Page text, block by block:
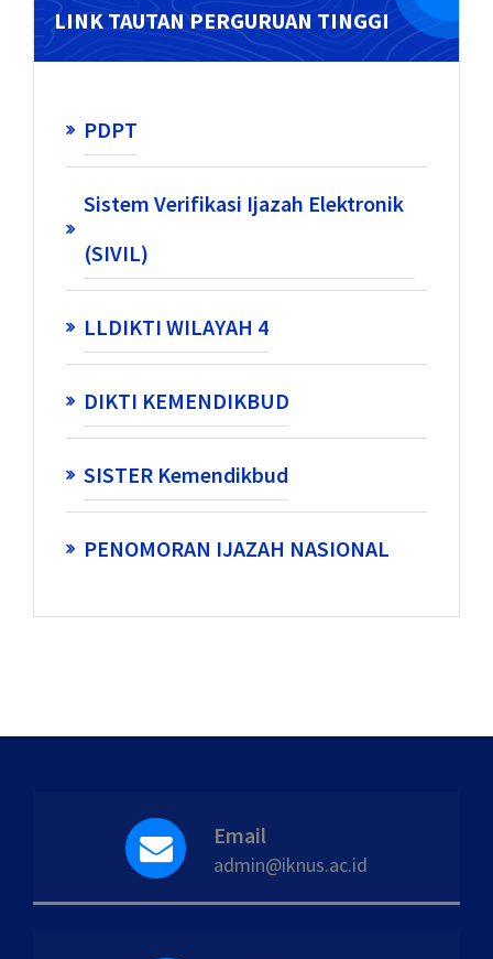
LINK TAUTAN PERGURUAN TINGGI
PDPT
Sistem Verifikasi Ijazah Elektronik
(SIVIL)
LLDIKTI WILAYAH 4
DIKTI KEMENDIKBUD
SISTER Kemendikbud
PENOMORAN IJAZAH NASIONAL
Email
admin@iknus.ac.id